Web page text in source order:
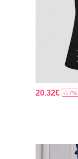
20.32€ -17%